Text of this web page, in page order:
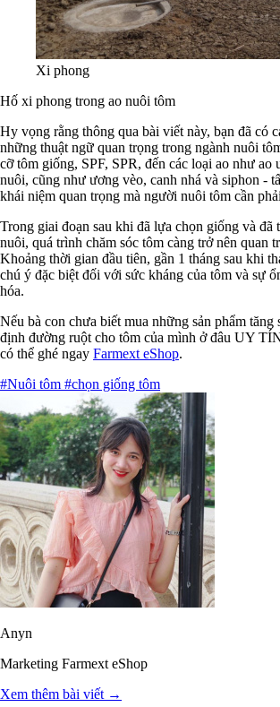
Xi phong
Hố xi phong trong ao nuôi tôm
Hy vọng rằng thông qua bài viết này, bạn đã có
những thuật ngữ quan trọng trong ngành nuôi
cỡ tôm giống, SPF, SPR, đến các loại ao như ao
nuôi, cũng như ương vèo, canh nhá và siphon -
khái niệm quan trọng mà người nuôi tôm cần
Trong giai đoạn sau khi đã lựa chọn giống và đã
nuôi, quá trình chăm sóc tôm càng trở nên quan
Khoảng thời gian đầu tiên, gần 1 tháng sau khi
chú ý đặc biệt đối với sức kháng của tôm và sự
hóa.
Nếu bà con chưa biết mua những sản phẩm tăng
định đường ruột cho tôm của mình ở đâu UY
có thể ghé ngay Farmext eShop.
#Nuôi tôm #chọn giống tôm
Anyn
Marketing Farmext eShop
Xem thêm bài viết →